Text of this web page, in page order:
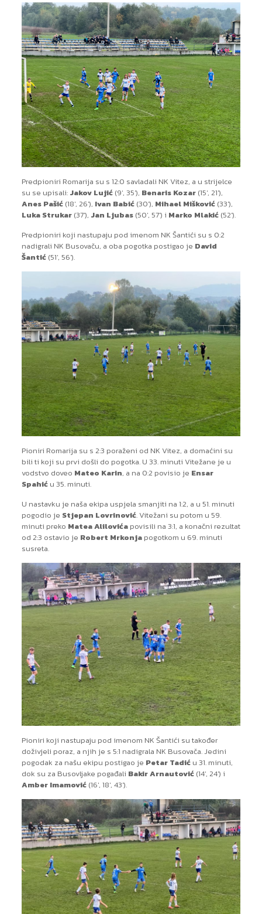
Predpioniri Romarija su s 12:0 savladali NK Vitez, a u strijelce
su se upisali: Jakov Lujić(9′, 35′), Benaris Kozar(15′, 21′),
Anes Pašić(18′, 26′), Ivan Babić (30′), Mihael Mišković(33′),
Luka Strukar(37′), Jan Ljubas(50′, 57′) i Marko Mlakić(52′).
Predpioniri koji nastupaju pod imenom NK Šantići su s 0:2
nadigrali NK Busovaču, a oba pogotka postigao je David
Šantić(51′, 56′).
Pioniri Romarija su s 2:3 poraženi od NK Vitez, a domaćini su
bili ti koji su prvi došli do pogotka. U 33. minuti Vitežane je u
vodstvo doveo Mateo Karin, a na 0:2 povisio je Ensar
Spahiću 35. minuti.
U nastavku je naša ekipa uspjela smanjiti na 1:2, a u 51. minuti
pogodio je Stjepan Lovrinović. Vitežani su potom u 59.
minuti preko Matea Alilovićapovisili na 3:1, a konačni rezultat
od 2:3 ostavio je Robert Mrkonja pogotkom u 69. minuti
susreta.
Pioniri koji nastupaju pod imenom NK Šantići su također
doživjeli poraz, a njih je s 5:1 nadigrala NK Busovača. Jedini
pogodak za našu ekipu postigao je Petar Tadić u 31. minuti,
dok su za Busovljake pogađali Bakir Arnautović(14′, 24′) i
Amber Imamović(16′, 18′, 43′).